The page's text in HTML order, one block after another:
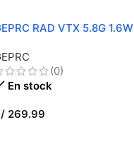
RAD VTX 5.8G 1.6W
(0)
En stock
269.99